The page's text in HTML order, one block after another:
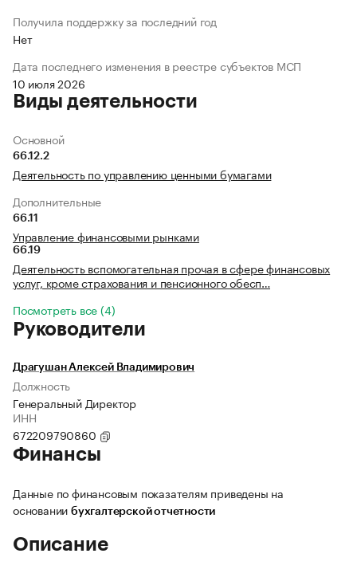
Получила поддержку за последний год
Нет
Дата последнего изменения в реестре субъектов МСП
10 июля 2026
Виды деятельности
Основной
66.12.2
Деятельность по управлению ценными бумагами
Дополнительные
66.11
Управление финансовыми рынками
66.19
Деятельность вспомогательная прочая в сфере финансовых
услуг, кроме страхования и пенсионного обесп…
Посмотреть все (4)
Руководители
Драгушан Алексей Владимирович
Должность
Генеральный Директор
ИНН
672209790860
Финансы
Данные по финансовым показателям приведены на
основании бухгалтерской отчетности
Описание